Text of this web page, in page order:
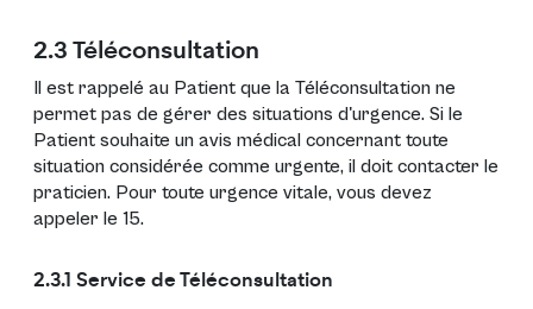
2.3 Téléconsultation
Il est rappelé au Patient que la Téléconsultation ne
permet pas de gérer des situations d'urgence. Si le
Patient souhaite un avis médical concernant toute
situation considérée comme urgente, il doit contacter le
praticien. Pour toute urgence vitale, vous devez
appeler le 15.
2.3.1 Service de Téléconsultation